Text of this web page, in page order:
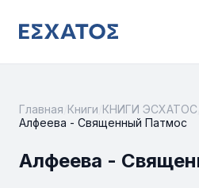
Главная Книги КНИГИ ЭСХАТОС
Алфеева - Священный Патмос
Алфеева -